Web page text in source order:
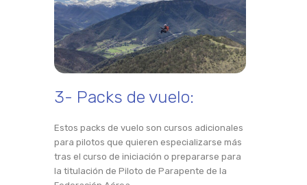
3- Packs de vuelo:
Estos packs de vuelo son cursos adicionales
para pilotos que quieren especializarse más
tras el curso de iniciación o prepararse para
la titulación de Piloto de Parapente de la